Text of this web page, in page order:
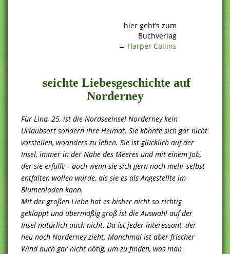
hier geht’s zum
Buchverlag
→ Harper Collins
seichte Liebesgeschichte auf
Norderney
Für Lina, 25, ist die Nordseeinsel Norderney kein
Urlaubsort sondern ihre Heimat. Sie könnte sich gar nicht
vorstellen, woanders zu leben. Sie ist glücklich auf der
Insel, immer in der Nähe des Meeres und mit einem Job,
der sie erfüllt – auch wenn sie sich gern noch mehr selbst
entfalten wollen würde, als sie es als Angestellte im
Blumenladen kann.
Mit der großen Liebe hat es bisher nicht so richtig
geklappt und übermäßig groß ist die Auswahl auf der
Insel natürlich auch nicht. Da ist jeder interessant, der
neu nach Norderney zieht. Manchmal ist aber frischer
Wind auch gar nicht nötig, um zu finden, was man